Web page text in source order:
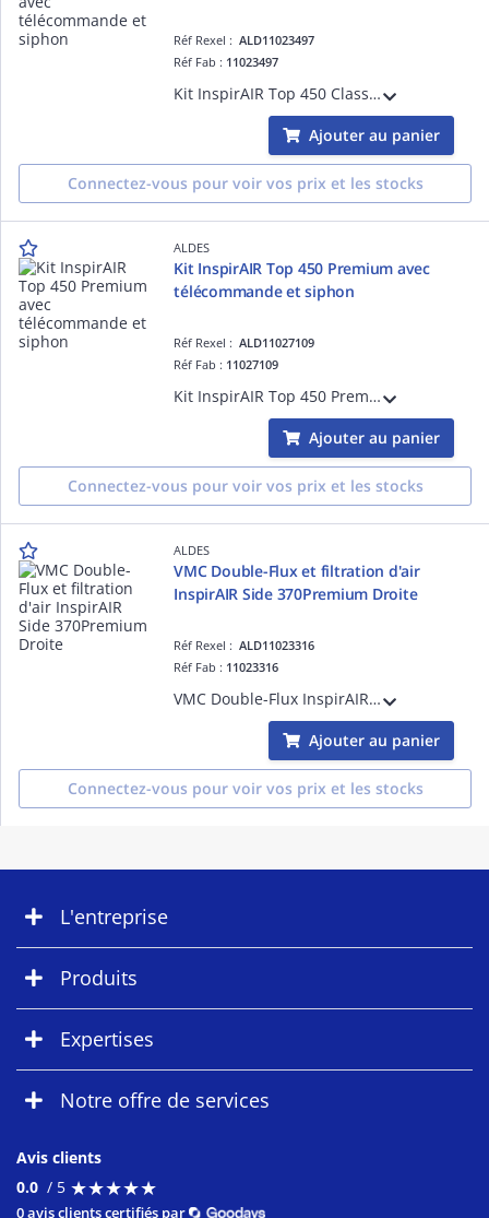
Réf Rexel :ALD11023497
Réf Fab : 11023497
Kit InspirAIR Top 450 Classic avec l'unité de ventilation double-flux, la télécommande filaire InspirAIR et le kit siphon adapté pour un logement individuel
Ajouter au panier
Connectez-vous pour voir vos prix et les stocks
ALDES
Kit InspirAIR Top 450 Premium avec
télécommande et siphon
Réf Rexel :ALD11027109
Réf Fab : 11027109
Kit InspirAIR Top 450 Premium avec l'unité de ventilation double-flux, la télécommande filaire InspirAIR et le kit siphon adapté pour une installation en logement individuel
Ajouter au panier
Connectez-vous pour voir vos prix et les stocks
ALDES
VMC Double-Flux et filtration d'air
InspirAIR Side 370Premium Droite
Réf Rexel :ALD11023316
Réf Fab : 11023316
VMC Double-Flux InspirAIR Side 370 Premium Droite (solution 2 en 1 : ventilation double-flux avec récupération d'énergie et filtration d'air) avec débit jusqu'à 370 m³/h pour maisons individuelles et logement collectif
Ajouter au panier
Connectez-vous pour voir vos prix et les stocks
L'entreprise
Produits
Expertises
Notre offre de services
Avis clients
0.0 / 5 ★★★★★
★★★★★
0 avis clients certifiés par